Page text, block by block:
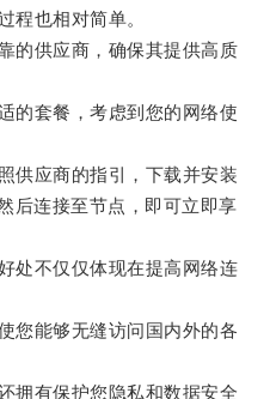
也相对简单。
供应商，确保其提供高质
套餐，考虑到您的网络使
应商的指引，下载并安装
后连接至节点，即可立即享
不仅仅体现在提高网络连
能够无缝访问国内外的各
有保护您隐私和数据安全